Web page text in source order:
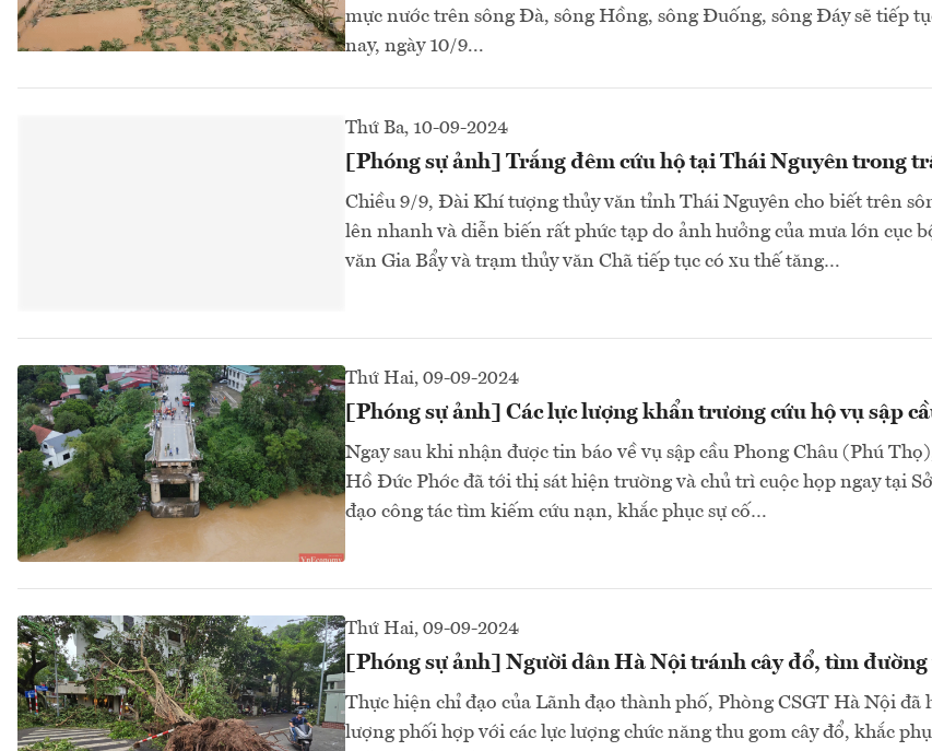
mực nước trên sông Đà, sông Hồng, sông Đuống, sông Đáy sẽ tiếp
nay, ngày 10/9...
Thứ Ba, 10-09-2024
[Phóng sự ảnh] Trắng đêm cứu hộ tại Thái Nguyên trong
Chiều 9/9, Đài Khí tượng thủy văn tỉnh Thái Nguyên cho biết trên
lên nhanh và diễn biến rất phức tạp do ảnh hưởng của mưa lớn cục
văn Gia Bẩy và trạm thủy văn Chã tiếp tục có xu thế tăng…
Thứ Hai, 09-09-2024
[Phóng sự ảnh] Các lực lượng khẩn trương cứu hộ vụ sập
Ngay sau khi nhận được tin báo về vụ sập cầu Phong Châu (Phú
Hồ Đức Phớc đã tới thị sát hiện trường và chủ trì cuộc họp ngay tại
đạo công tác tìm kiếm cứu nạn, khắc phục sự cố…
Thứ Hai, 09-09-2024
[Phóng sự ảnh] Người dân Hà Nội tránh cây đổ, tìm đường
Thực hiện chỉ đạo của Lãnh đạo thành phố, Phòng CSGT Hà Nội đã
lượng phối hợp với các lực lượng chức năng thu gom cây đổ, khắc